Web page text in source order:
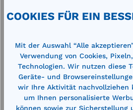
COOKIES FÜR EIN
Mit der Auswahl “Alle
Verwendung von Cookies,
Technologien. Wir nutzen diese
Geräte- und
wir Ihre Aktivität nachvollziehen
um Ihnen personalisierte
können sowie zur Sicherstellung